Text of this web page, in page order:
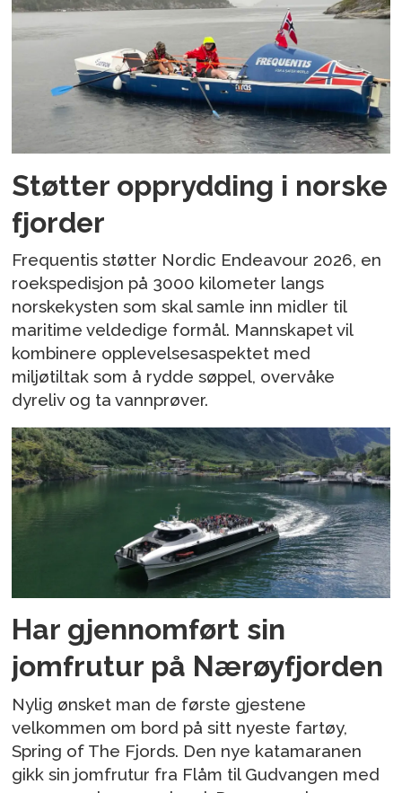
Støtter opprydding i norske
fjorder
Frequentis støtter Nordic Endeavour 2026, en
roekspedisjon på 3000 kilometer langs
norskekysten som skal samle inn midler til
maritime veldedige formål. Mannskapet vil
kombinere opplevelsesaspektet med
miljøtiltak som å rydde søppel, overvåke
dyreliv og ta vannprøver.
Har gjennomført sin
jomfrutur på Nærøyfjorden
Nylig ønsket man de første gjestene
velkommen om bord på sitt nyeste fartøy,
Spring of The Fjords. Den nye katamaranen
gikk sin jomfrutur fra Flåm til Gudvangen med